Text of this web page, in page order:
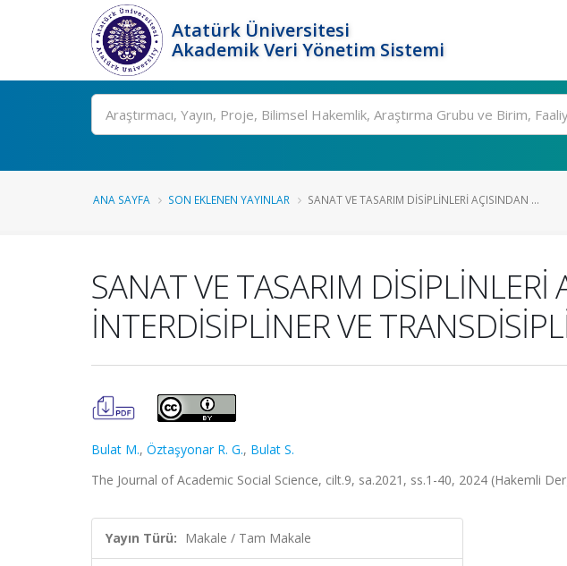
Atatürk Üniversitesi
Akademik Veri Yönetim Sistemi
Ara
ANA SAYFA SON EKLENEN YAYINLAR SANAT VE TASARIM DİSİPLİNLERİ AÇISINDAN ...
SANAT VE TASARIM
İNTERDİSİPLİNER VE
Bulat M., Öztaşyonar R. G., Bulat S.
The Journal of Academic Social Science, cilt.9, sa.2021, ss.1-40, 2024 (Hakemli
Yayın Türü: Makale / Tam Makale